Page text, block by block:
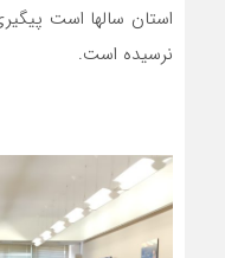
استان سالها است
نرسیده است.